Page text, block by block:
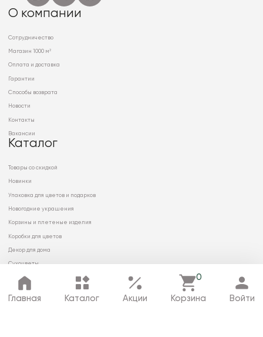
Главная Каталог Акции
0
Корзина Войти
О компании
Сотрудничество
Магазин 1000 м²
Оплата и доставка
Гарантии
Способы возврата
Новости
Контакты
Вакансии
Каталог
Товары со скидкой
Новинки
Упаковка для цветов и подарков
Новогодние украшения
Корзины и плетеные изделия
Коробки для цветов
Декор для дома
Сухоцветы
© 2026 ООО «МИРРЭЙ»